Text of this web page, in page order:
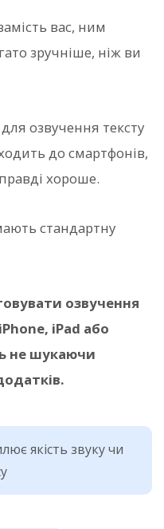
вас, ним
зручніше, ніж ви
озвучення тексту
до смартфонів,
хороше.
стандартну
озвучення
iPad або
не шукаючи
якість звуку чи